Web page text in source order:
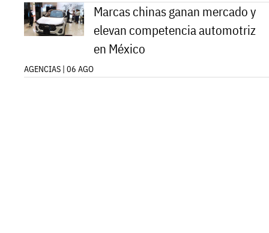
Marcas chinas ganan mercado y
elevan competencia automotriz
en México
AGENCIAS | 06 AGO